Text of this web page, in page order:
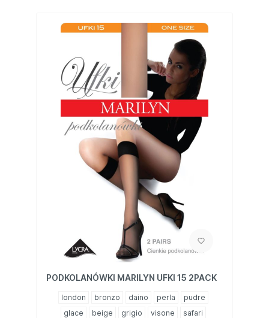
PODKOLANÓWKI MARILYN UFKI 15 2PACK
london bronzo daino perla
pudre
glace
beige grigio visone
safari